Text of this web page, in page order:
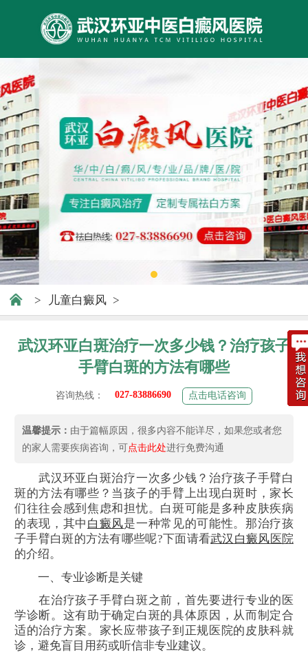
> 儿童白癜风 >
武汉环亚白斑治疗一次多少钱？治疗孩子
手臂白斑的方法有哪些
咨询热线： 027-83886690 点击电话咨询
温馨提示： 由于篇幅原因，很多内容不能详尽，如果您或者您
的家人需要疾病咨询，可点击此处进行免费沟通
武汉环亚白斑治疗一次多少钱？治疗孩子手臂白
斑的方法有哪些？当孩子的手臂上出现白斑时，家长
们往往会感到焦虑和担忧。白斑可能是多种皮肤疾病
的表现，其中 白癜风是一种常见的可能性。那治疗孩
子手臂白斑的方法有哪些呢?下面请看武汉 白癜风 医院
的介绍。
一、专业诊断是关键
在治疗孩子手臂白斑之前，首先要进行专业的医
学诊断。这有助于确定白斑的具体原因，从而制定合
适的治疗方案。家长应带孩子到正规医院的皮肤科就
诊，避免盲目用药或听信非专业建议。